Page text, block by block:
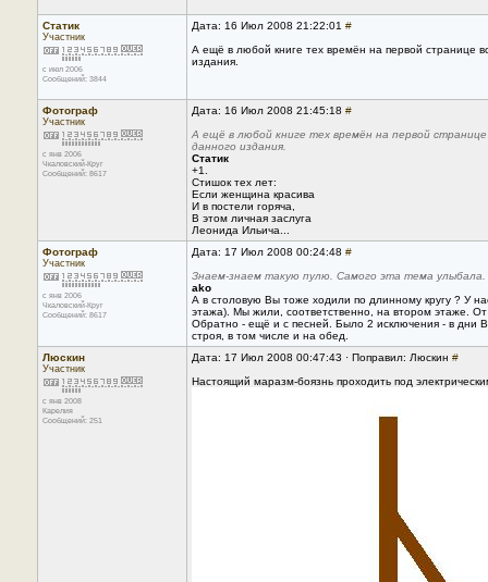
Статик
Участник
с июл 2006
Сообщений: 3844
Дата: 16 Июл 2008 21:22:01 #
А ещё в любой книге тех времён на первой странице
издания.
Фотограф
Участник
с янв 2006
Чкаловский-Круг
Сообщений: 8617
Дата: 16 Июл 2008 21:45:18 #
А ещё в любой книге тех времён на первой
данного издания.
Статик
+1.
Стишок тех лет:
Если женщина красива
И в постели горяча,
В этом личная заслуга
Леонида Ильича...
Фотограф
Участник
с янв 2006
Чкаловский-Круг
Сообщений: 8617
Дата: 17 Июл 2008 00:24:48 #
Знаем-знаем такую пулю. Самого эта тема улыбала.
ako
А в столовую Вы тоже ходили по длинному кругу ? У
этажа). Мы жили, соответственно, на втором этаже.
Обратно - ещё и с песней. Было 2 исключения - в дни
строя, в том числе и на обед.
Люскин
Участник
с янв 2008
Карелия
Сообщений: 251
Дата: 17 Июл 2008 00:47:43 · Поправил: Люскин #
Настоящий маразм-боязнь проходить под